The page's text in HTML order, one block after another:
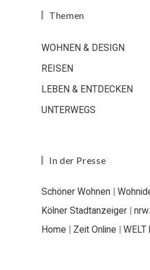
Themen
WOHNEN & DESIGN
REISEN
LEBEN & ENTDECKEN
UNTERWEGS
In der Presse
Schöner Wohnen |
Kölner Stadtanzeiger |
Home | Zeit Online |